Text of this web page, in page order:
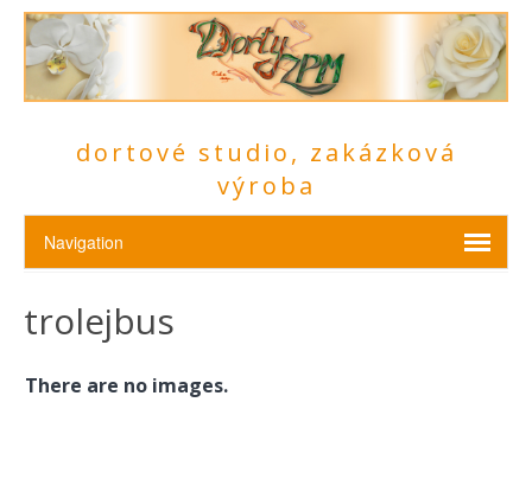
dortové studio, zakázková
výroba
trolejbus
There are no images.